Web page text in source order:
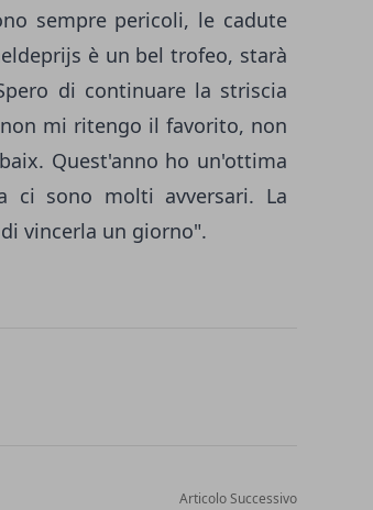
sempre pericoli, le cadute
è un bel trofeo, starà
di continuare la striscia
mi ritengo il favorito, non
Quest'anno ho un'ottima
ci sono molti avversari. La
vincerla un giorno".
Articolo Successivo